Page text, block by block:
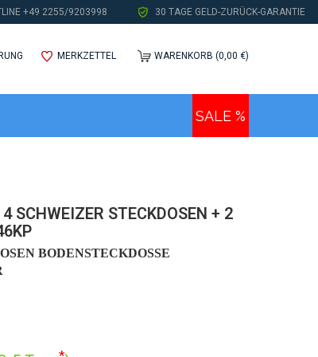
+49 2255/9203998 30 TAGE GELD-ZURÜCK-GARANTIE
MERKZETTEL WARENKORB (0,00 €)
SALE %
SCHWEIZER STECKDOSEN + 2
BODENSTECKDOSSE E